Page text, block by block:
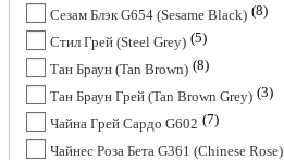
Сезам Блэк G654 (Sesame Black) 8
Стил Грей (Steel Grey) 5
Тан Браун (Tan Brown) 8
Тан Браун Грей (Tan Brown Grey) 3
Чайна Грей Сардо G602 7
Чайнес Роза Бета G361 (Chinese Rose)